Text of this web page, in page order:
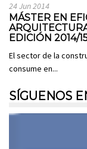
24 Jun 2014
MÁSTER EN
EDICIÓN 2014/
El sector de la
consume en...
SÍGUENOS